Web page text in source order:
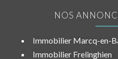
NOS
Immobilier Marcq-en-
Immobilier Frelinghien